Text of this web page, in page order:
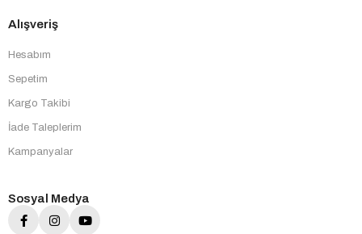
Alışveriş
Hesabım
Sepetim
Kargo Takibi
İade Taleplerim
Kampanyalar
Sosyal Medya